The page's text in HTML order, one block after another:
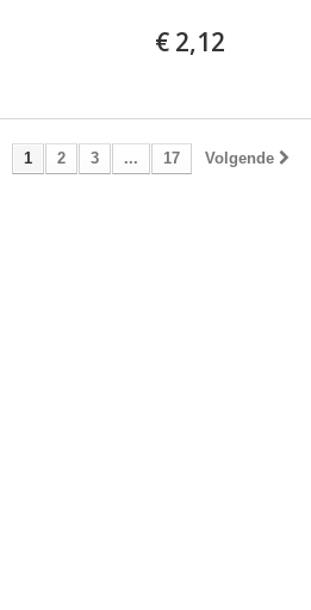
€ 2,12
1 2 3 ... 17 Volgende